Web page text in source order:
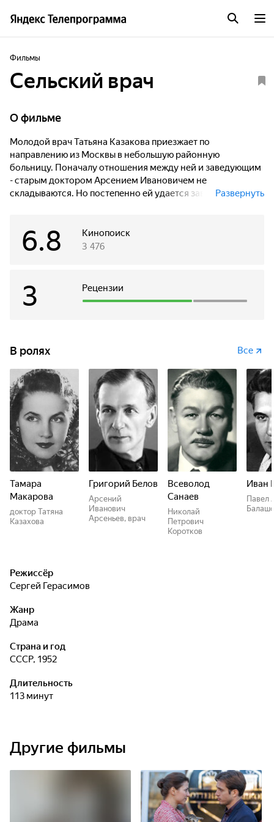
Фильмы
Сельский врач
О фильме
Молодой врач Татьяна Казакова приезжает по
направлению из Москвы в небольшую районную
больницу. Поначалу отношения между ней и заведующим
- старым доктором Арсением Ивановичем не
складываются. Но постепенно ей удается завоевать
для поднятия сельского здравоохранения на новый
уровень.
Развернуть
Кинопоиск
6.8 3 476
Рецензии
3
В ролях Все
Тамара
Макарова
доктор Татяна
Казахова
Григорий Белов
Арсений
Иванович
Арсеньев, врач
Всеволод
Санаев
Николай
Петрович
Коротков
Иван
Павел
Режиссёр
Сергей Герасимов
Жанр
драма
Страна и год
СССР, 1952
Длительность
113 минут
Другие фильмы